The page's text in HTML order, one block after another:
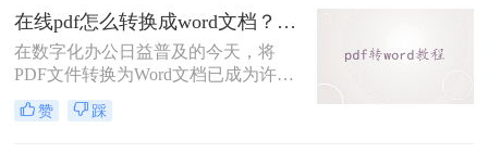
word怎么转呢？本文将详细介绍几种
常用的PDF转Word方法，助您轻松完
成转换。
在线pdf怎么转换成word文档？PDF猫与转转大师2种在线工具使用指南与功能对比！
在数字化办公日益普及的今天，将
PDF文件转换为Word文档已成为许多
职场人士和学生群体的日常需求。
PDF格式虽然便于分享和保持格式一
赞 踩